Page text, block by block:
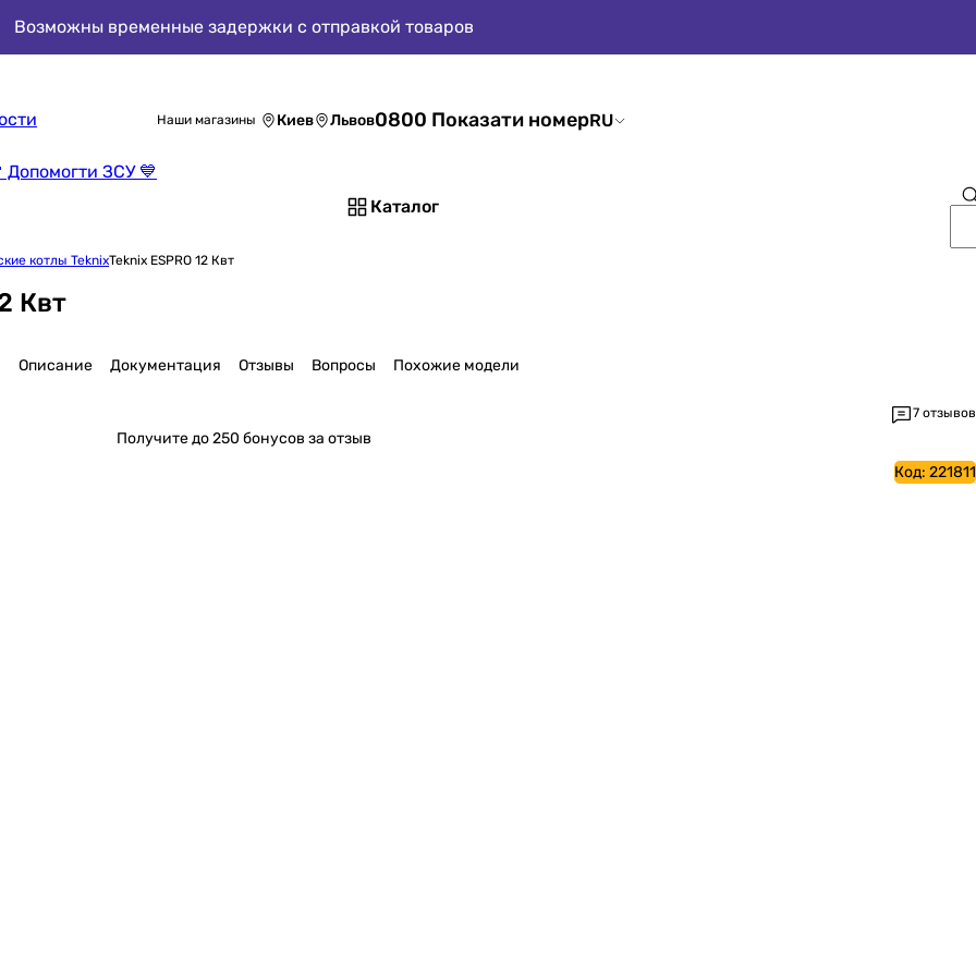
Возможны временные задержки с отправкой товаров
Допомогти ЗСУ 💙
Наши магазины Киев Львов0800 Показати номерRU
Каталог
котлы TeknixTeknix ESPRO 12 Квт
Квт
Описание Документация Отзывы Вопросы Похожие модели
7 отзывов
Получитедо 250 бонусов за отзыв
Код: 221811